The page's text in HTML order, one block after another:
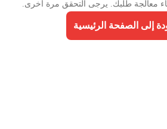
معالجة طلبك. يرجى التحقق مرة أخرى.
إلى الصفحة الرئيسية